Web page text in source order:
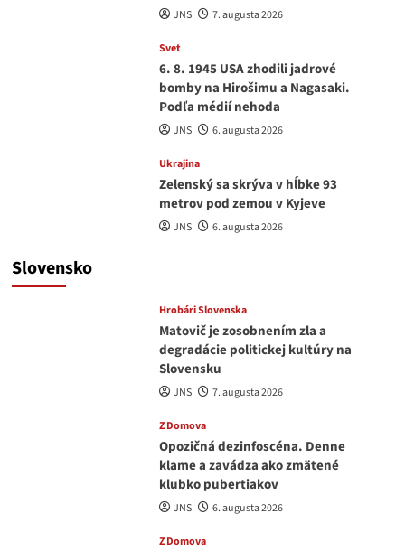
JNS 7. augusta 2026
Svet
6. 8. 1945 USA zhodili jadrové
bomby na Hirošimu a Nagasaki.
Podľa médií nehoda
JNS 6. augusta 2026
Ukrajina
Zelenský sa skrýva v hĺbke 93
metrov pod zemou v Kyjeve
JNS 6. augusta 2026
Slovensko
Hrobári Slovenska
Matovič je zosobnením zla a
degradácie politickej kultúry na
Slovensku
JNS 7. augusta 2026
Z Domova
Opozičná dezinfoscéna. Denne
klame a zavádza ako zmätené
klubko pubertiakov
JNS 6. augusta 2026
Z Domova